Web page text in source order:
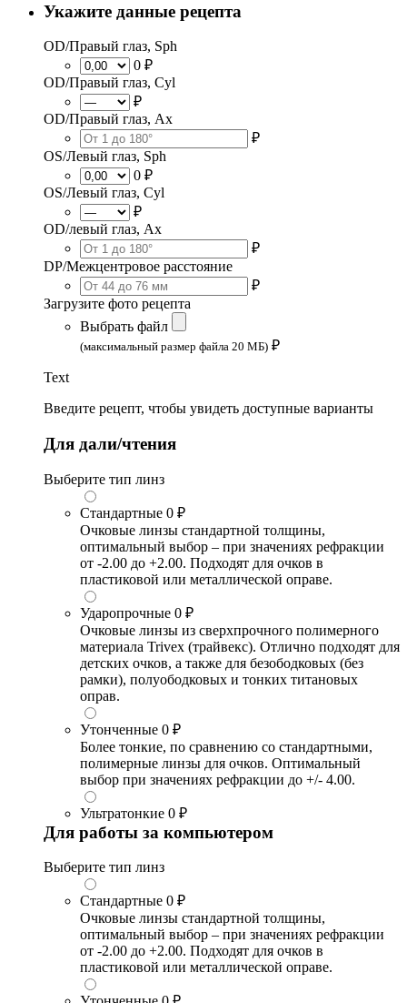
Укажите данные рецепта
OD/Правый глаз, Sph
0 ₽
OD/Правый глаз, Cyl
₽
OD/Правый глаз, Ax
₽
OS/Левый глаз, Sph
0 ₽
OS/Левый глаз, Cyl
₽
OD/левый глаз, Ax
₽
DP/Межцентровое расстояние
₽
Загрузите фото рецепта
Выбрать файл
(максимальный размер файла 20 МБ) ₽
Text
Введите рецепт, чтобы увидеть доступные варианты
Для дали/чтения
Выберите тип линз
Стандартные 0 ₽
Очковые линзы стандартной толщины,
оптимальный выбор – при значениях рефракции
от -2.00 до +2.00. Подходят для очков в
пластиковой или металлической оправе.
Ударопрочные 0 ₽
Очковые линзы из сверхпрочного полимерного
материала Trivex (трайвекс). Отлично подходят для
детских очков, а также для безободковых (без
рамки), полуободковых и тонких титановых
оправ.
Утонченные 0 ₽
Более тонкие, по сравнению со стандартными,
полимерные линзы для очков. Оптимальный
выбор при значениях рефракции до +/- 4.00.
Ультратонкие 0 ₽
Для работы за компьютером
Выберите тип линз
Стандартные 0 ₽
Очковые линзы стандартной толщины,
оптимальный выбор – при значениях рефракции
от -2.00 до +2.00. Подходят для очков в
пластиковой или металлической оправе.